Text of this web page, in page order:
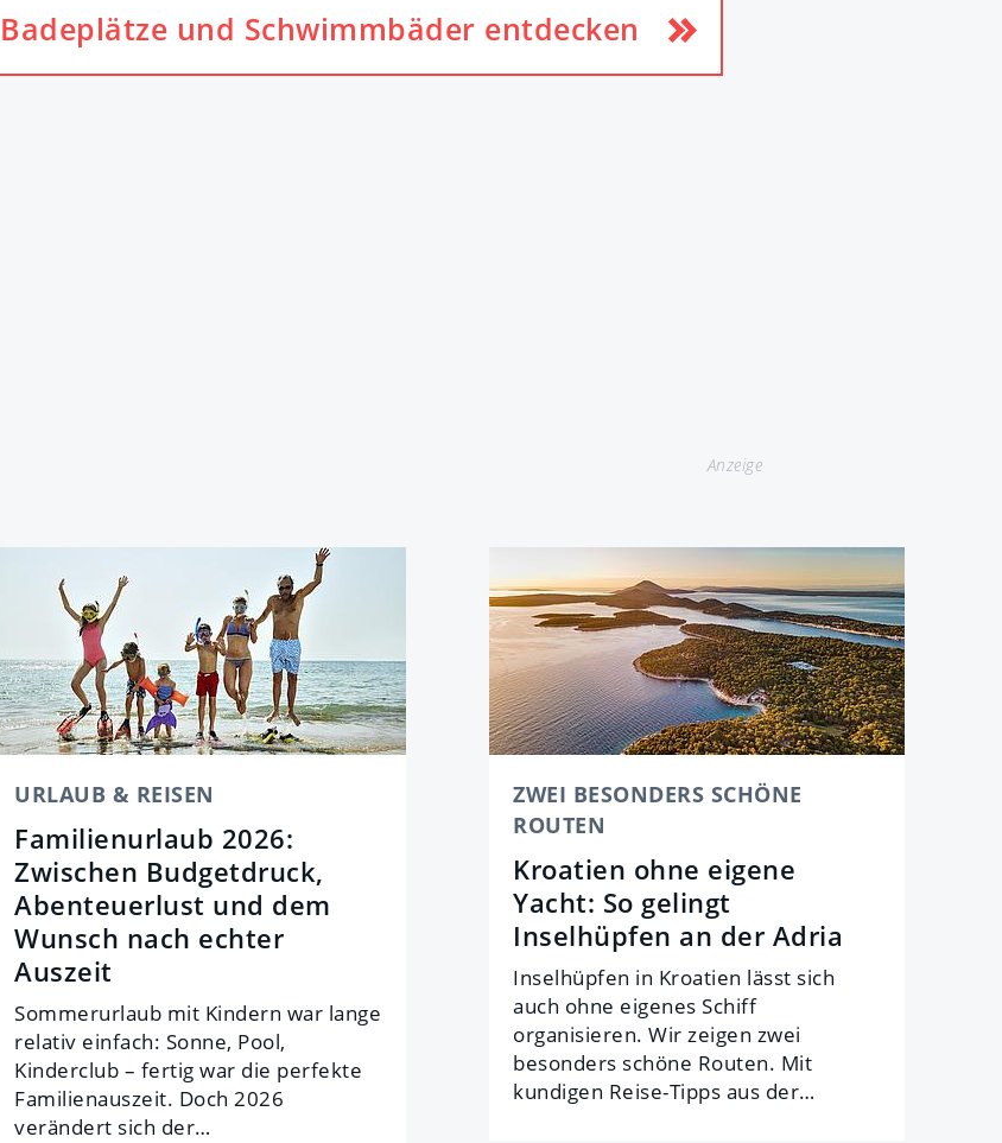
und Schwimmbäder entdecken
Anzeige
URLAUB & REISEN
Familienurlaub 2026:
Zwischen Budgetdruck,
Abenteuerlust und dem
Wunsch nach echter
Auszeit
Sommerurlaub mit Kindern war lange
relativ einfach: Sonne, Pool,
Kinderclub – fertig war die perfekte
Familienauszeit. Doch 2026
verändert sich der…
ZWEI BESONDERS SCHÖNE
ROUTEN
Kroatien ohne eigene
Yacht: So gelingt
Inselhüpfen an der Adria
Inselhüpfen in Kroatien lässt sich
auch ohne eigenes Schiff
organisieren. Wir zeigen zwei
besonders schöne Routen. Mit
kundigen Reise-Tipps aus der…